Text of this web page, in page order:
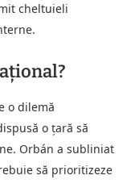
cheltuieli
o dilemă
o țară să
Orbán a subliniat
să prioritizeze